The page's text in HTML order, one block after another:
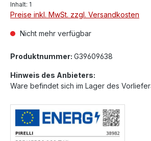
Inhalt: 1
Preise inkl. MwSt. zzgl. Versandkosten
Nicht mehr verfügbar
Produktnummer: G39609638
Hinweis des Anbieters:
Ware befindet sich im Lager des